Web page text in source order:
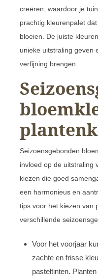
creëren, waardoor je
prachtig kleurenpalet
bloeien. De juiste
unieke uitstraling geven
verfijning brengen.
Seizoensgebonden
invloed op de uitstraling
kiezen die goed
een harmonieus en
tips voor het kiezen van
verschillende
Voor het voorjaar
zachte en frisse
pasteltinten.